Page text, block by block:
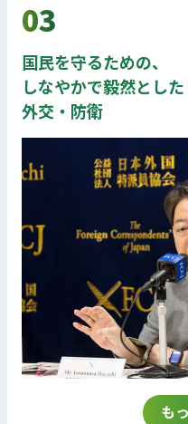
03
国民を守るための、
しなやかで毅然とした
外交・防衛
も